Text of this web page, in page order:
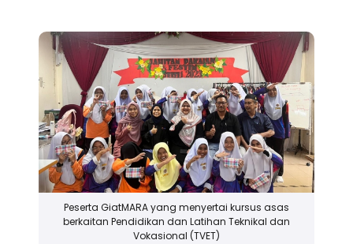
Peserta GiatMARA yang menyertai kursus asas
berkaitan Pendidikan dan Latihan Teknikal dan
Vokasional (TVET)